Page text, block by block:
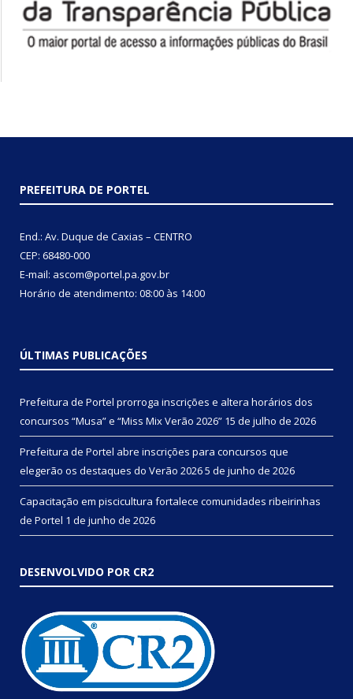
PREFEITURA DE PORTEL
End.: Av. Duque de Caxias – CENTRO
CEP: 68480-000
E-mail: ascom@portel.pa.gov.br
Horário de atendimento: 08:00 às 14:00
ÚLTIMAS PUBLICAÇÕES
Prefeitura de Portel prorroga inscrições e altera horários dos
concursos “Musa” e “Miss Mix Verão 2026” 15 de julho de 2026
Prefeitura de Portel abre inscrições para concursos que
elegerão os destaques do Verão 20265 de junho de 2026
Capacitação em piscicultura fortalece comunidades ribeirinhas
de Portel 1 de junho de 2026
DESENVOLVIDO POR CR2